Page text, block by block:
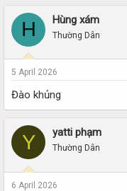
H Hùng xám
Thường Dân
5 April 2026
Đào khủng
Y yatti phạm
Thường Dân
6 April 2026